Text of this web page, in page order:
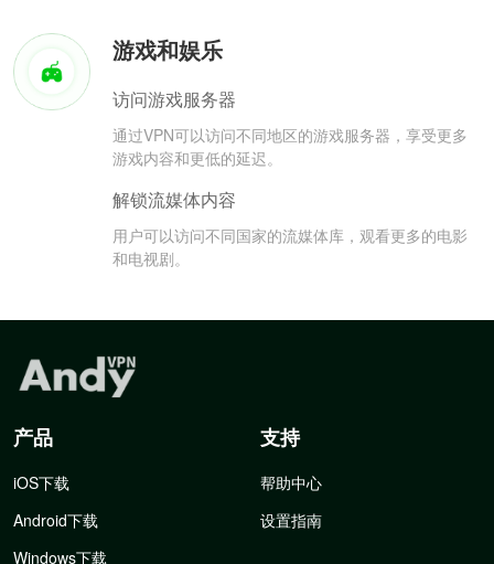
游戏和娱乐
访问游戏服务器
通过VPN可以访问不同地区的游戏服务器，享受更多
游戏内容和更低的延迟。
解锁流媒体内容
用户可以访问不同国家的流媒体库，观看更多的电影
和电视剧。
产品
iOS下载
Android下载
Windows下载
支持
帮助中心
设置指南